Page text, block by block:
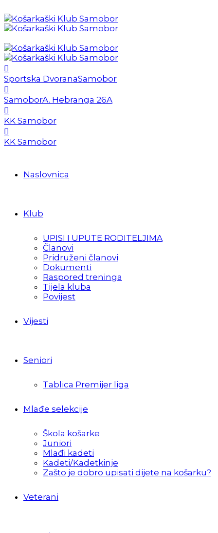
Sportska DvoranaSamobor
SamoborA. Hebranga 26A
KK Samobor
KK Samobor
Naslovnica
Klub
UPISI I UPUTE RODITELJIMA
Članovi
Pridruženi članovi
Dokumenti
Raspored treninga
Tijela kluba
Povijest
Vijesti
Seniori
Tablica Premijer liga
Mlađe selekcije
Škola košarke
Juniori
Mlađi kadeti
Kadeti/Kadetkinje
Zašto je dobro upisati dijete na košarku?
Veterani